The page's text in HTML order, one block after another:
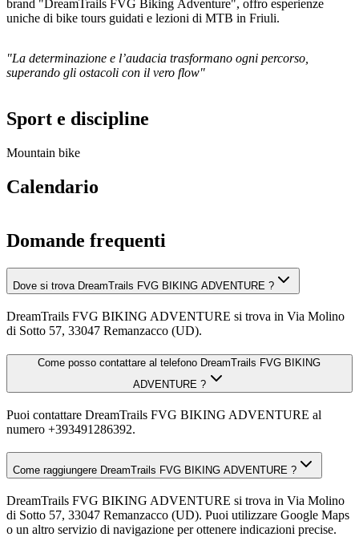
brand "DreamTrails FVG Biking Adventure", offro esperienze
uniche di bike tours guidati e lezioni di MTB in Friuli.
"La determinazione e l’audacia trasformano ogni percorso,
superando gli ostacoli con il vero flow"
Sport e discipline
Mountain bike
Calendario
Domande frequenti
Dove si trova DreamTrails FVG BIKING ADVENTURE ?
DreamTrails FVG BIKING ADVENTURE si trova in Via Molino
di Sotto 57, 33047 Remanzacco (UD).
Come posso contattare al telefono DreamTrails FVG BIKING
ADVENTURE ?
Puoi contattare DreamTrails FVG BIKING ADVENTURE al
numero +393491286392.
Come raggiungere DreamTrails FVG BIKING ADVENTURE ?
DreamTrails FVG BIKING ADVENTURE si trova in Via Molino
di Sotto 57, 33047 Remanzacco (UD). Puoi utilizzare Google Maps
o un altro servizio di navigazione per ottenere indicazioni precise.